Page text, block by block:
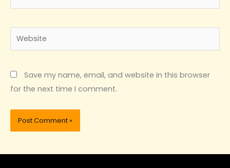
Website
Save my name, email, and website in this browser
for the next time I comment.